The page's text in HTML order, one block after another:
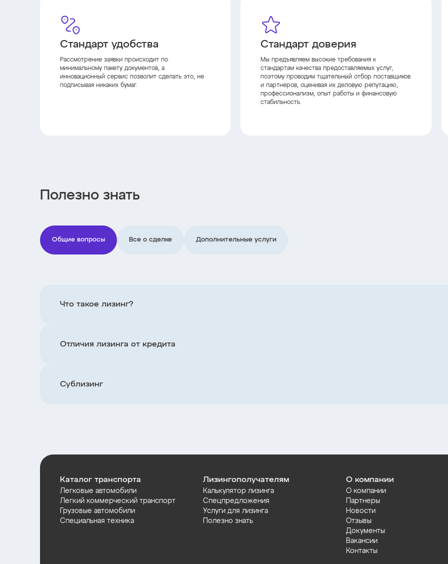
Стандарт удобства
Рассмотрение заявки происходит по
минимальному пакету документов, а
инновационный сервис позволит сделать это, не
подписывая никаких бумаг.
Стандарт доверия
Мы предъявляем высокие требования к
стандартам качества предоставляемых услуг,
поэтому проводим тщательный отбор поставщиков
и партнеров, оценивая их деловую репутацию,
профессионализм, опыт работы и финансовую
стабильность.
Полезно знать
Общие вопросы Все о сделке Дополнительные услуги
Что такое лизинг?
Отличия лизинга от кредита
Сублизинг
Каталог транспорта
Легковые автомобили
Легкий коммерческий транспорт
Грузовые автомобили
Специальная техника
Лизингополучателям
Калькулятор лизинга
Спецпредложения
Услуги для лизинга
Полезно знать
О компании
О компании
Партнеры
Новости
Отзывы
Документы
Вакансии
Контакты